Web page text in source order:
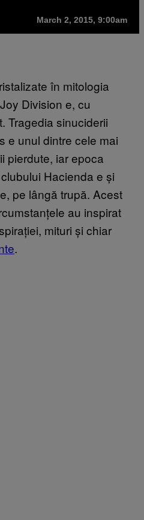
March 2, 2015, 9:00am
în mitologia
Division e, cu
Tragedia sinuciderii
e unul dintre cele mai
pierdute, iar epoca
Hacienda e și
pe lângă trupă. Acest
au inspirat
mituri și chiar
.